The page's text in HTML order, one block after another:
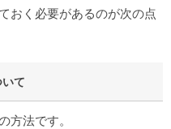
おく必要があるのが次の点
て
方法です。